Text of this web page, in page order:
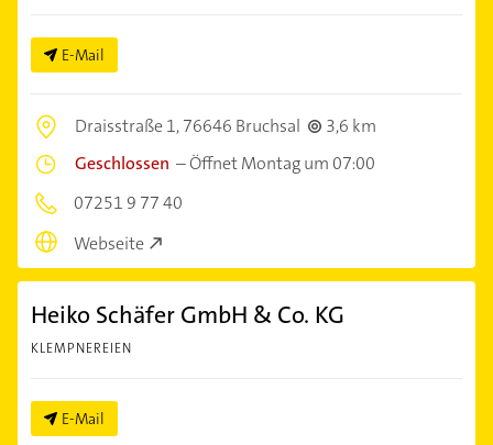
E-Mail
Draisstraße 1,76646 Bruchsal
3,6 km
Geschlossen –Öffnet Montag um 07:00
07251 9 77 40
Webseite
Heiko Schäfer GmbH & Co. KG
KLEMPNEREIEN
E-Mail